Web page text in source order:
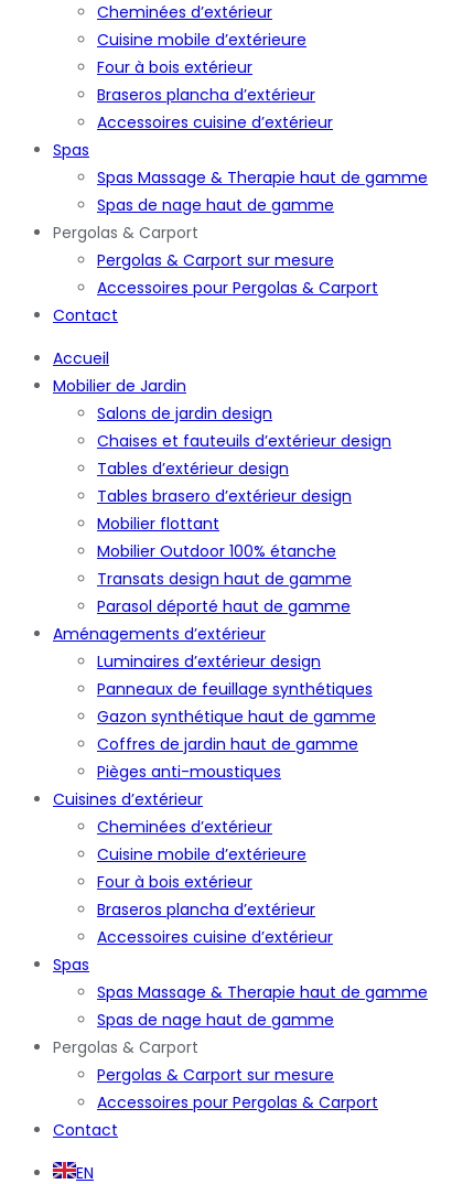
Cheminées d’extérieur
Cuisine mobile d’extérieure
Four à bois extérieur
Braseros plancha d’extérieur
Accessoires cuisine d’extérieur
Spas
Spas Massage & Therapie haut de gamme
Spas de nage haut de gamme
Pergolas & Carport
Pergolas & Carport sur mesure
Accessoires pour Pergolas & Carport
Contact
Accueil
Mobilier de Jardin
Salons de jardin design
Chaises et fauteuils d’extérieur design
Tables d’extérieur design
Tables brasero d’extérieur design
Mobilier flottant
Mobilier Outdoor 100% étanche
Transats design haut de gamme
Parasol déporté haut de gamme
Aménagements d’extérieur
Luminaires d’extérieur design
Panneaux de feuillage synthétiques
Gazon synthétique haut de gamme
Coffres de jardin haut de gamme
Pièges anti-moustiques
Cuisines d’extérieur
Cheminées d’extérieur
Cuisine mobile d’extérieure
Four à bois extérieur
Braseros plancha d’extérieur
Accessoires cuisine d’extérieur
Spas
Spas Massage & Therapie haut de gamme
Spas de nage haut de gamme
Pergolas & Carport
Pergolas & Carport sur mesure
Accessoires pour Pergolas & Carport
Contact
EN